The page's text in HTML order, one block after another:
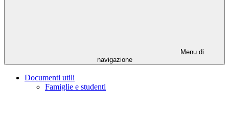
Menu di
navigazione
Documenti utili
Famiglie e studenti